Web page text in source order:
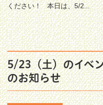
ください！ 本日は、5/2...
5/23（土）のイベ
のお知らせ